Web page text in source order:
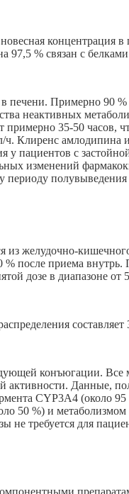
концентрация
% связан с
печени. Примерно 90
неактивных
35-50 часов,
ч. Клиренс
пациентов с
изменений
желудочно-
% после приема
дозе в диапазоне от
конъюгации.
активности. Данные,
CYP3A4 (около
50 %) и
не требуется для